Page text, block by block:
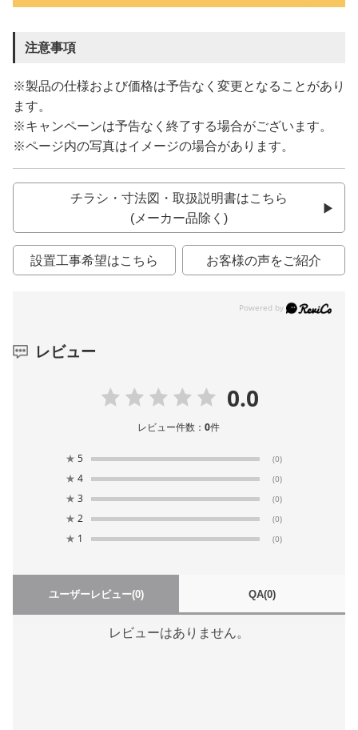
注意事項
※製品の仕様および価格は予告なく変更となることがあり
ます。
※キャンペーンは予告なく終了する場合がございます。
※ページ内の写真はイメージの場合があります。
チラシ・寸法図・取扱説明書はこちら
(メーカー品除く)
設置工事希望はこちら お客様の声をご紹介
レビュー
0.0
レビュー件数：0件
★ 5 (0)
★ 4 (0)
★ 3 (0)
★ 2 (0)
★ 1 (0)
ユーザーレビュー(0) QA(0)
レビューはありません。